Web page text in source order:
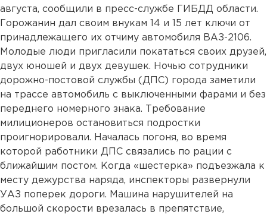
августа, сообщили в пресс-службе ГИБДД области.
Горожанин дал своим внукам 14 и 15 лет ключи от
принадлежащего их отчиму автомобиля ВАЗ-2106.
Молодые люди пригласили покататься своих друзей,
двух юношей и двух девушек. Ночью сотрудники
дорожно-постовой службы (ДПС) города заметили
на трассе автомобиль с выключенными фарами и без
переднего номерного знака. Требование
милиционеров остановиться подростки
проигнорировали. Началась погоня, во время
которой работники ДПС связались по рации с
ближайшим постом. Когда «шестерка» подъезжала к
месту дежурства наряда, инспекторы развернули
УАЗ поперек дороги. Машина нарушителей на
большой скорости врезалась в препятствие,